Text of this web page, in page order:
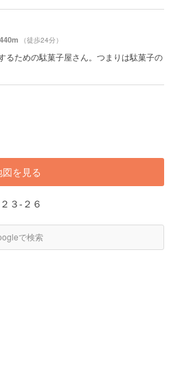
（徒歩24分）
るための駄菓子屋さん。つまりは駄菓子の
図を見る
３-２６
で検索